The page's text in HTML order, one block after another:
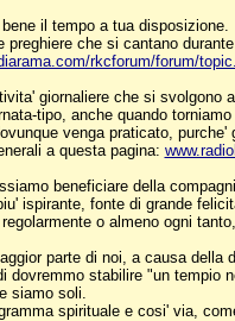
il tempo a tua disposizione.
preghiere che si cantano
rkcforum/forum/
giornaliere che si
tipo, anche quando
venga praticato,
a questa pagina:
beneficiare della
ispirante, fonte di grande
o almeno ogni
parte di noi, a causa
dovremmo stabilire "un tempio
siamo soli.
spirituale e cosi' via,